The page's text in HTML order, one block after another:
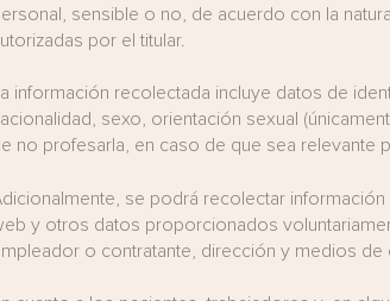
sensible o no, de acuerdo con la
por el titular.
información recolectada incluye datos de
sexo, orientación sexual
no profesarla, en caso de que sea relevante
se podrá recolectar
y otros datos proporcionados
o contratante, dirección y medios